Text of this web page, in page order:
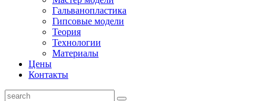
Гальванопластика
Гипсовые модели
Теория
Технологии
Материалы
Цены
Контакты